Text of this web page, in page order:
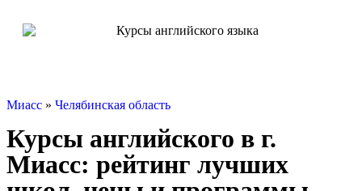
Миасс » Челябинская область
Курсы английского в г.
Миасс: рейтинг лучших